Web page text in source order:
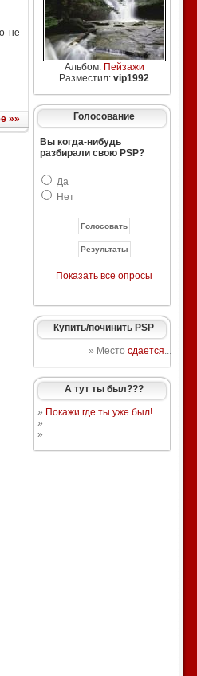
не
»»
Альбом: Пейзажи
Разместил: vip1992
Голосование
Вы когда-нибудь
разбирали свою PSP?
Да
Нет
Показать все опросы
Купить/починить PSP
» Место сдается...
А тут ты был???
» Покажи где ты уже был!
»
»